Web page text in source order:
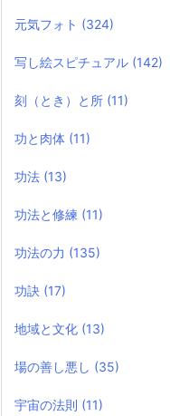
元気フォト (324)
写し絵スピチュアル (142)
刻（とき）と所 (11)
功と肉体 (11)
功法 (13)
功法と修練 (11)
功法の力 (135)
功訣 (17)
地域と文化 (13)
場の善し悪し (35)
宇宙の法則 (11)